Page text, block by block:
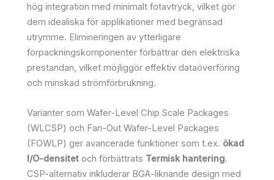
hög integration med minimalt fotavtryck, vilket gör
dem idealiska för applikationer med begränsad
utrymme. Elimineringen av ytterligare
förpackningskomponenter förbättrar den elektriska
prestandan, vilket möjliggör effektiv dataöverföring
och minskad strömförbrukning.
Varianter som Wafer-Level Chip Scale Packages
(WLCSP) och Fan-Out Wafer-Level Packages
(FOWLP) ger avancerade funktioner som t.ex. ökad
I/O-densitet och förbättrats Termisk hantering.
CSP-alternativ inkluderar BGA-liknande design med